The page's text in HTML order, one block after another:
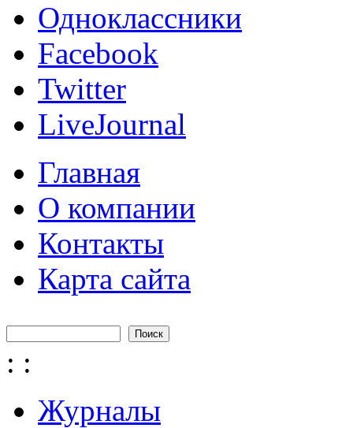
Одноклассники
Facebook
Twitter
LiveJournal
Главная
О компании
Контакты
Карта сайта
Форма поиска
: :
Журналы